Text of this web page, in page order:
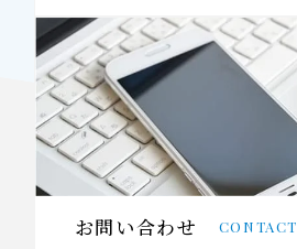
お問い合わせ CONTACT